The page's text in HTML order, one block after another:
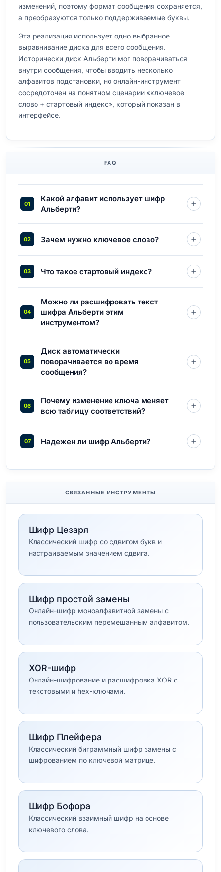
изменений, поэтому формат сообщения сохраняется,
а преобразуются только поддерживаемые буквы.
Эта реализация использует одно выбранное
выравнивание диска для всего сообщения.
Исторически диск Альберти мог поворачиваться
внутри сообщения, чтобы вводить несколько
алфавитов подстановки, но онлайн-инструмент
сосредоточен на понятном сценарии «ключевое
слово + стартовый индекс», который показан в
интерфейсе.
FAQ
Какой алфавит использует шифр
Альберти?
Зачем нужно ключевое слово?
Что такое стартовый индекс?
Можно ли расшифровать текст
шифра Альберти этим
инструментом?
Диск автоматически
поворачивается во время
сообщения?
Почему изменение ключа меняет
всю таблицу соответствий?
Надежен ли шифр Альберти?
СВЯЗАННЫЕ ИНСТРУМЕНТЫ
Шифр Цезаря
Классический шифр со сдвигом букв и
настраиваемым значением сдвига.
Шифр простой замены
Онлайн-шифр моноалфавитной замены с
пользовательским перемешанным алфавитом.
XOR-шифр
Онлайн-шифрование и расшифровка XOR с
текстовыми и hex-ключами.
Шифр Плейфера
Классический биграммный шифр замены с
шифрованием по ключевой матрице.
Шифр Бофора
Классический взаимный шифр на основе
ключевого слова.